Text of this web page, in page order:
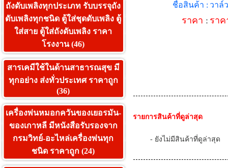
ถังดับเพลิงทุกประเภท รับบรรจุถัง
ดับเพลิงทุกชนิด ตู้ใส่ชุดดับเพลิง ตู้
ใส่สาย ตู้ใส่ถังดับเพลิง ราคา
โรงงาน (46)
สารเคมีใช้ในด้านสาธารณสุข มี
ทุกอย่าง ส่งทั่วประเทศ ราคาถูก
(36)
เครื่องพ่นหมอกควันของเยอรมัน-
ของเกาหลี มีหนังสือรับรองจาก
กรมวิทย์-อะไหล่เครื่องพ่นทุก
ชนิด ราคาถูก (24)
ชื่อสินค้า : วาล์
ราคา : รา
รายการสินค้าที่ดูล่าสุด
- ยังไม่มีสินค้าที่ดูล่าสุด